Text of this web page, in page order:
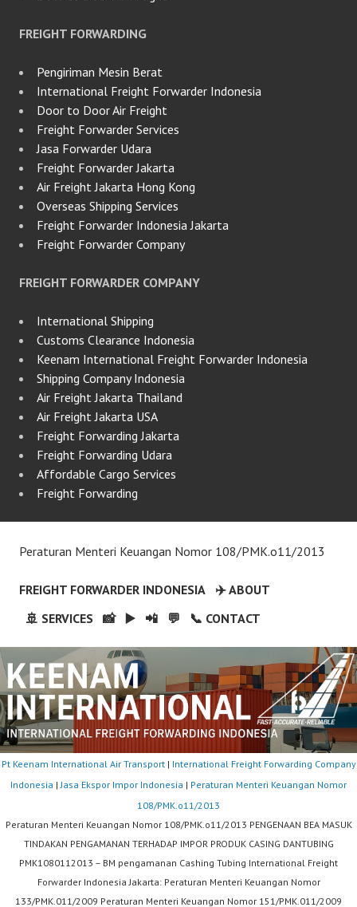
FREIGHT FORWARDING
Pengiriman Mesin Berat
International Freight Forwarder Indonesia
Door to Door Air Freight
Freight Forwarder Services
Jasa Forwarder Udara
Freight Forwarder Jakarta
Air Freight Jakarta Hong Kong
Overseas Shipping Services
Freight Forwarder Indonesia Jakarta
Freight Forwarder Company
FREIGHT FORWARDER COMPANY
International Shipping
Customs Clearance Indonesia
Keenam International Freight Forwarder Indonesia
Shipping Company Indonesia
Air Freight Jakarta Thailand
Air Freight Jakarta USA
Freight Forwarding Jakarta
Freight Forwarding Udara
Affordable Cargo Services
Freight Forwarding
Peraturan Menteri Keuangan Nomor 108/PMK.o11/2013
FREIGHT FORWARDER INDONESIA
✈️ ABOUT
🚢 SERVICES
📸 ▶️ 📲 💬 📞 CONTACT
Pt Keenam International Air Transport| International Freight Forwarding Company
Indonesia | Jasa Ekspor Impor Indonesia | Peraturan Menteri Keuangan Nomor
108/PMK.o11/2013
Peraturan Menteri Keuangan Nomor 108/PMK.o11/2013 PENGENAAN BEA MASUK
TINDAKAN PENGAMANAN TERHADAP IMPOR PRODUK CASING DANTUBING
PMK1080112013 – BM pengamanan Cashing Tubing International Freight
Forwarder Indonesia Jakarta: Peraturan Menteri Keuangan Nomor
133/PMK.011/2009 Peraturan Menteri Keuangan Nomor 151/PMK.011/2009